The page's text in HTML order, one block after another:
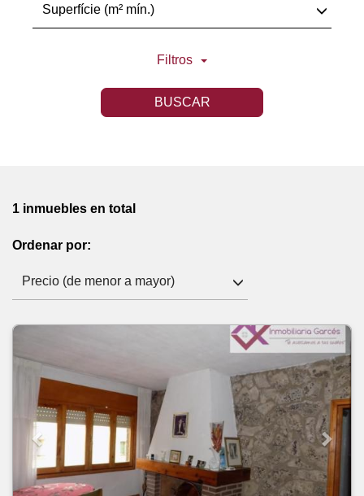
Superfície (m² mín.)
Filtros
BUSCAR
1 inmuebles en total
Ordenar por:
Precio (de menor a mayor)
Next